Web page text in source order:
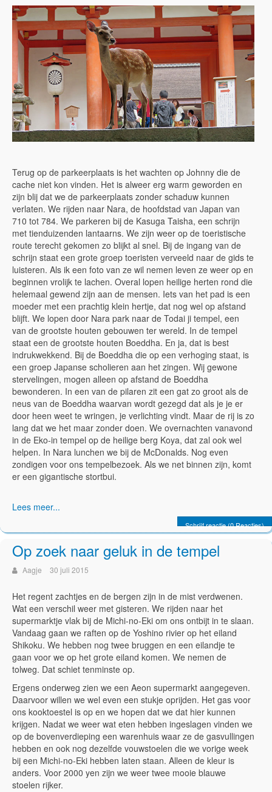
Terug op de parkeerplaats is het wachten op Johnny die de
cache niet kon vinden. Het is alweer erg warm geworden en
zijn blij dat we de parkeerplaats zonder schaduw kunnen
verlaten. We rijden naar Nara, de hoofdstad van Japan van
710 tot 784. We parkeren bij de Kasuga Taisha, een schrijn
met tienduizenden lantaarns. We zijn weer op de toeristische
route terecht gekomen zo blijkt al snel. Bij de ingang van de
schrijn staat een grote groep toeristen verveeld naar de gids te
luisteren. Als ik een foto van ze wil nemen leven ze weer op en
beginnen vrolijk te lachen. Overal lopen heilige herten rond die
helemaal gewend zijn aan de mensen. Iets van het pad is een
moeder met een prachtig klein hertje, dat nog wel op afstand
blijft. We lopen door Nara park naar de Todai ji tempel, een
van de grootste houten gebouwen ter wereld. In de tempel
staat een de grootste houten Boeddha. En ja, dat is best
indrukwekkend. Bij de Boeddha die op een verhoging staat, is
een groep Japanse scholieren aan het zingen. Wij gewone
stervelingen, mogen alleen op afstand de Boeddha
bewonderen. In een van de pilaren zit een gat zo groot als de
neus van de Boeddha waarvan wordt gezegd dat als je je er
door heen weet te wringen, je verlichting vindt. Maar de rij is zo
lang dat we het maar zonder doen. We overnachten vanavond
in de Eko-in tempel op de heilige berg Koya, dat zal ook wel
helpen. In Nara lunchen we bij de McDonalds. Nog even
zondigen voor ons tempelbezoek. Als we net binnen zijn, komt
er een gigantische stortbui.
Lees meer...
Schrijf reactie (0 Reacties)
Op zoek naar geluk in de tempel
Aagje 30 juli 2015
Het regent zachtjes en de bergen zijn in de mist verdwenen.
Wat een verschil weer met gisteren. We rijden naar het
supermarktje vlak bij de Michi-no-Eki om ons ontbijt in te slaan.
Vandaag gaan we raften op de Yoshino rivier op het eiland
Shikoku. We hebben nog twee bruggen en een eilandje te
gaan voor we op het grote eiland komen. We nemen de
tolweg. Dat schiet tenminste op.
Ergens onderweg zien we een Aeon supermarkt aangegeven.
Daarvoor willen we wel even een stukje oprijden. Het gas voor
ons kooktoestel is op en we hopen dat we dat hier kunnen
krijgen. Nadat we weer wat eten hebben ingeslagen vinden we
op de bovenverdieping een warenhuis waar ze de gasvullingen
hebben en ook nog dezelfde vouwstoelen die we vorige week
bij een Michi-no-Eki hebben laten staan. Alleen de kleur is
anders. Voor 2000 yen zijn we weer twee mooie blauwe
stoelen rijker.